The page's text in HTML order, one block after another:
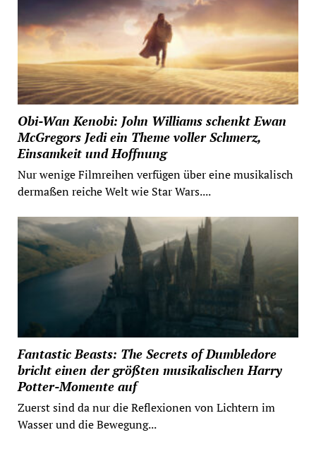
Obi-Wan Kenobi: John Williams schenkt Ewan
McGregors Jedi ein Theme voller Schmerz,
Einsamkeit und Hoffnung
Nur wenige Filmreihen verfügen über eine musikalisch
dermaßen reiche Welt wie Star Wars....
Fantastic Beasts: The Secrets of Dumbledore
bricht einen der größten musikalischen Harry
Potter-Momente auf
Zuerst sind da nur die Reflexionen von Lichtern im
Wasser und die Bewegung...